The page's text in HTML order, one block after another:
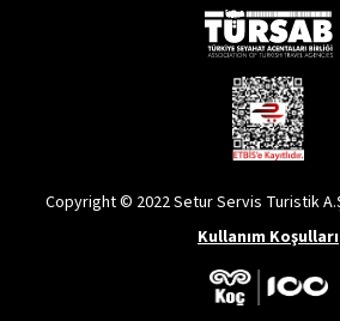
Copyright © 2022 Setur Servis Turistik
Kullanım Koşulları